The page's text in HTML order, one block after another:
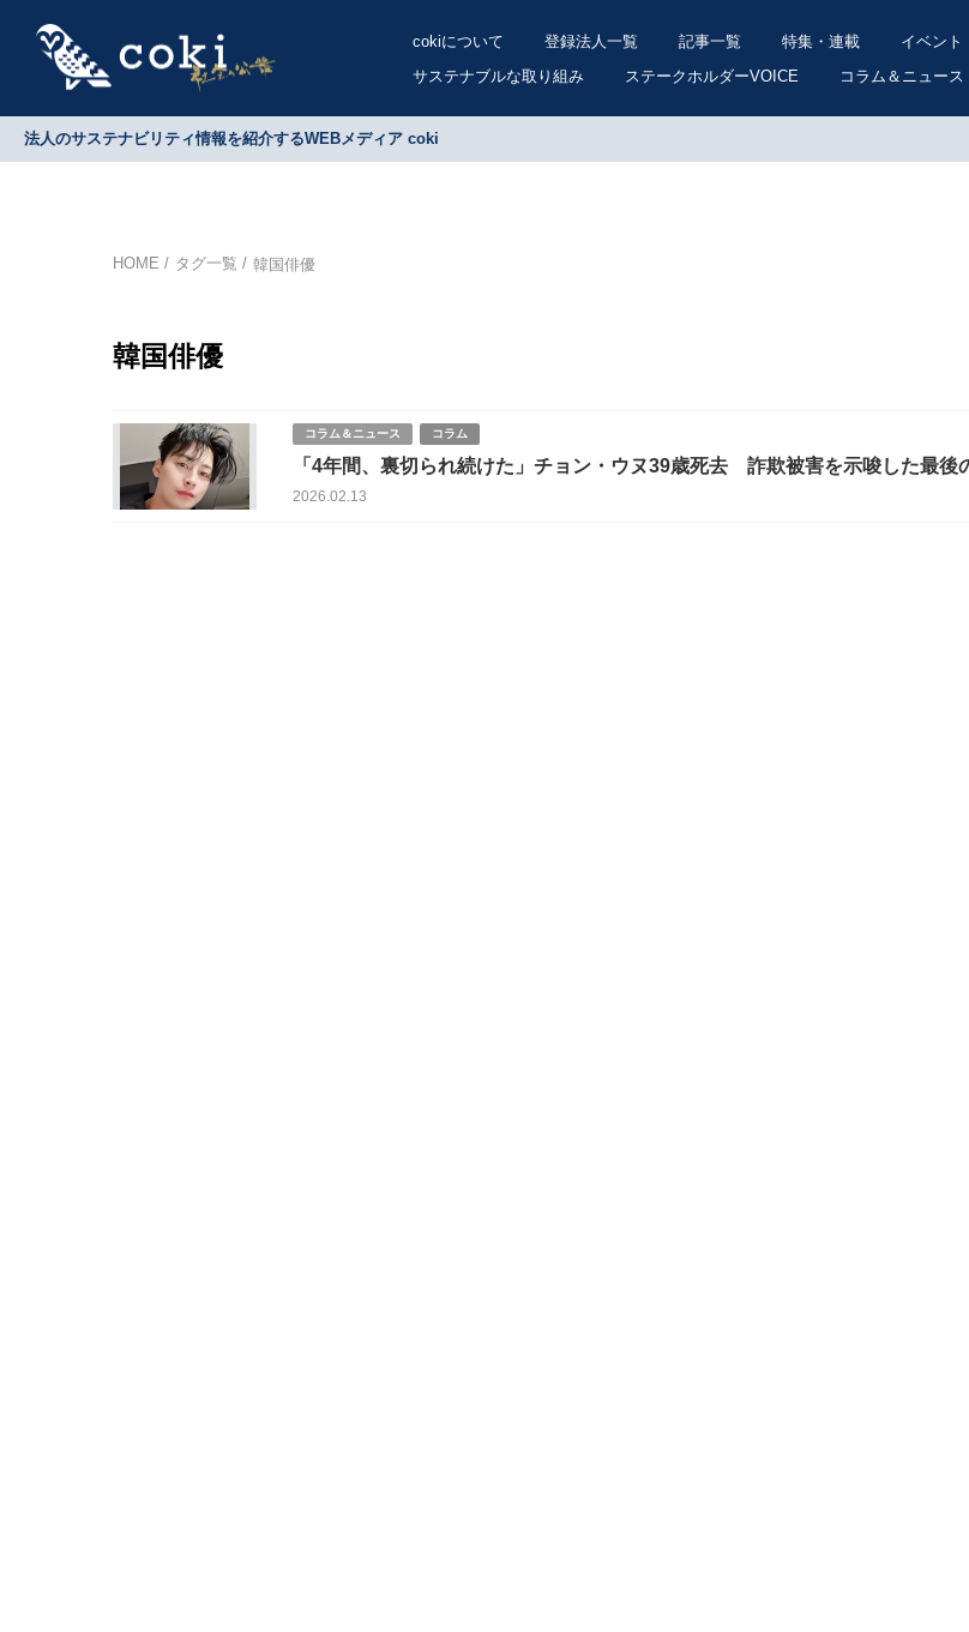
cokiについて 登録法人一覧 記事一覧 特集・連載
イベント
サステナブルな取り組み
ステークホルダーVOICE コラム＆ニュース
法人のサステナビリティ情報を紹介するWEBメディア coki
HOME タグ一覧 韓国俳優
韓国俳優
コラム＆ニュース コラム
「4年間、裏切られ続けた」チョン・ウヌ39歳死去 詐欺被害を示唆した最後
2026.02.13